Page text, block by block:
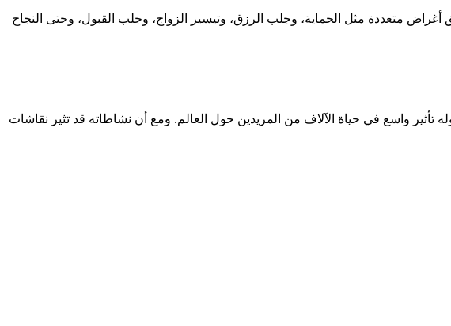
متعددة مثل الحماية، وجلب الرزق، وتيسير الزواج، وجلب القبول، وحتى النجاح
تأثير واسع في حياة الآلاف من المريدين حول العالم. ومع أن نشاطاته قد تثير نقاشات